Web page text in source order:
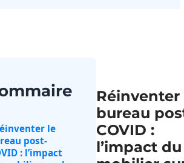
le
post-
: l’impact
Réinventer
bureau
COVID :
l’impact du